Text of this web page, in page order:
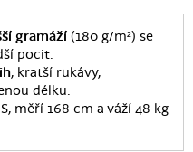
gramáží (180 g/m²) se
pocit.
, kratší rukávy,
délku.
měří 168 cm a váží 48 kg